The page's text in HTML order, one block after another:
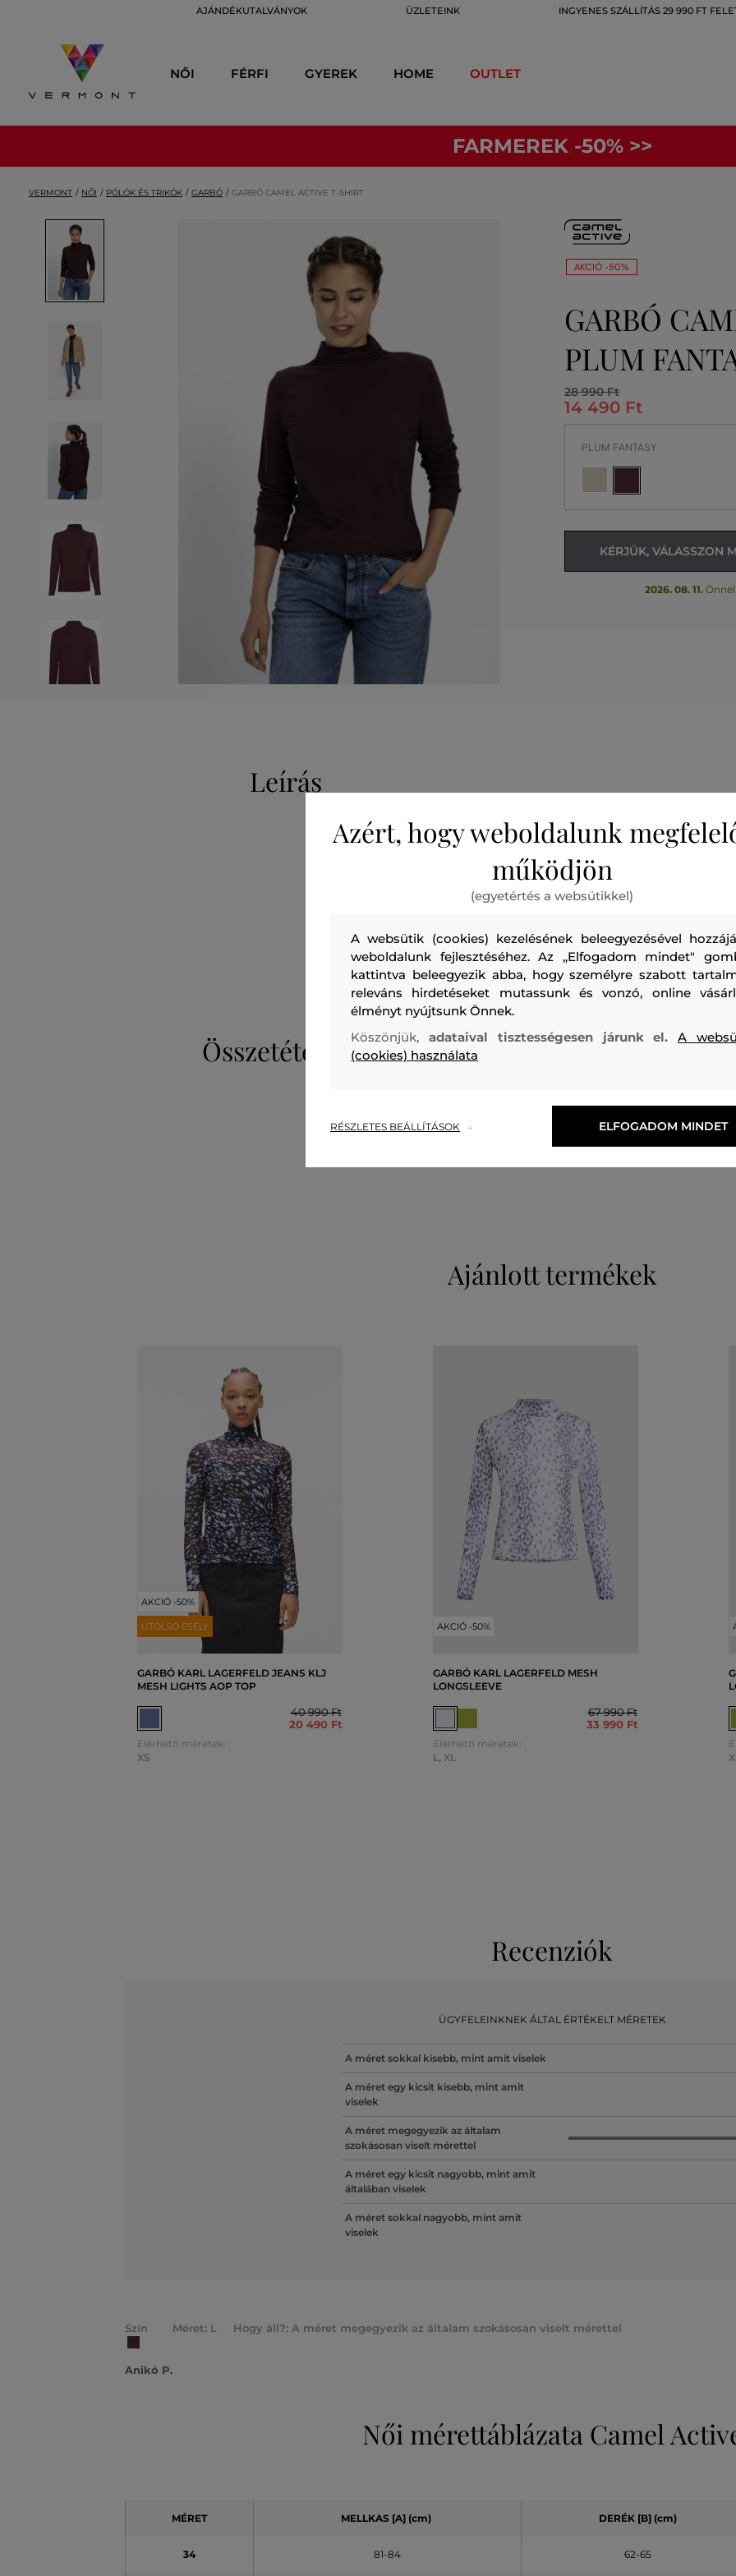
AJÁNDÉKUTALVÁNYOK ÜZLETEINK INGYENES SZÁLLÍTÁS 29 990 FT
NŐI FÉRFI GYEREK HOME OUTLET
FARMEREK -50% >>
VERMONT NŐI PÓLÓK ÉS TRIKÓK GARBÓ GARBÓ CAMEL ACTIVE T-SHIRT
AKCIÓ -50%
GARBÓ
PLUM
28 990 Ft
14 490 Ft
PLUM FANTASY
KÉRJÜK, VÁLASSZON
2026. 08. 11. Önnél
Leírás
Női garbó, amely finom kötött anyagból készült. Szűk
szegéllyel ellátott. A puha és légáteresztő viszkózszálból
hozzáadott elasztánnak köszönhetően nagyon kellemes
színt és alacsony karbantartási igényt garantál.
könnyedségének köszönhetően a garbó remek választás
ruha alá.
Szezon: FW24 Termék kódja309325_4T63-624-CW-59
Összetétel
VISZKÓZ ELASZTÁN
Ajánlott termékek
AKCIÓ -50%
UTOLSÓ ESÉLY
GARBÓ KARL LAGERFELD JEANS KLJ
MESH LIGHTS AOP TOP
40 990 Ft
20 490 Ft
Elérhető méretek:
XS
AKCIÓ -50%
GARBÓ KARL LAGERFELD MESH
LONGSLEEVE
67 990 Ft
33 990 Ft
Elérhető méretek:
L , XL
Recenziók
ÜGYFELEINKNEK ÁLTAL ÉRTÉKELT MÉRETEK
A méret sokkal kisebb, mint amit viselek
A méret egy kicsit kisebb, mint amit
viselek
A méret megegyezik az általam
szokásosan viselt mérettel
A méret egy kicsit nagyobb, mint amit
általában viselek
A méret sokkal nagyobb, mint amit
viselek
Szín Méret: L Hogy áll?: A méret megegyezik az általam szokásosan viselt mérettel
Anikó P.
Női mérettáblázata Camel
MÉRET MELLKAS [A] (cm) DERÉK[B] (cm)
34 81-84 62-65
Azért, hogy weboldalunk
működjön
(egyetértés a websütikkel)
A websütik (cookies) kezelésének beleegyezésével
weboldalunk fejlesztéséhez. Az „Elfogadom mindet"
kattintva beleegyezik abba, hogy személyre szabott
releváns hirdetéseket mutassunk és vonzó, online
élményt nyújtsunk Önnek.
Köszönjük, adataival tisztességesen járunk el.A
(cookies) használata
RÉSZLETES BEÁLLÍTÁSOK ELFOGADOM MINDET